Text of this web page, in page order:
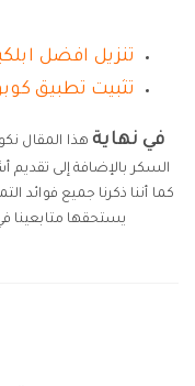
تنزيل افضل
تثبيت تطبيق
في نهاية هذا المقال
السكر بالإضافة إلى تقديم
كما أننا ذكرنا جميع فوائد
يستحقها متابعينا